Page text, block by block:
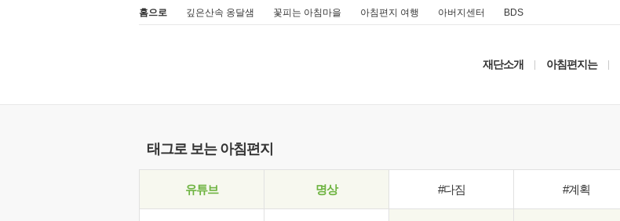
홈으로 깊은산속 옹달샘 꽃피는 아침마을 아침편지 여행 아버지센터 BDS
재단소개 아침편지는
태그로 보는 아침편지
유튜브 명상 #다짐 #계획